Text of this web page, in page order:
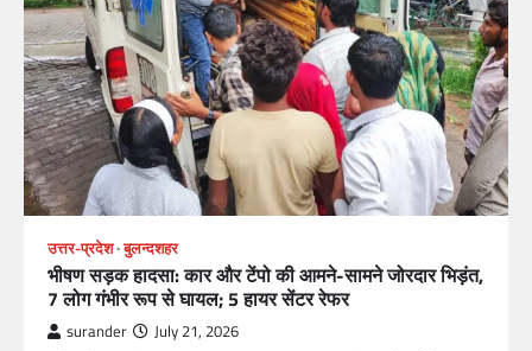
उत्तर-प्रदेश बुलन्दशहर
भीषण सड़क हादसा: कार और टेंपो की आमने-सामने जोरदार भिड़ंत,
7 लोग गंभीर रूप से घायल; 5 हायर सेंटर रेफर​
surander July 21, 2026